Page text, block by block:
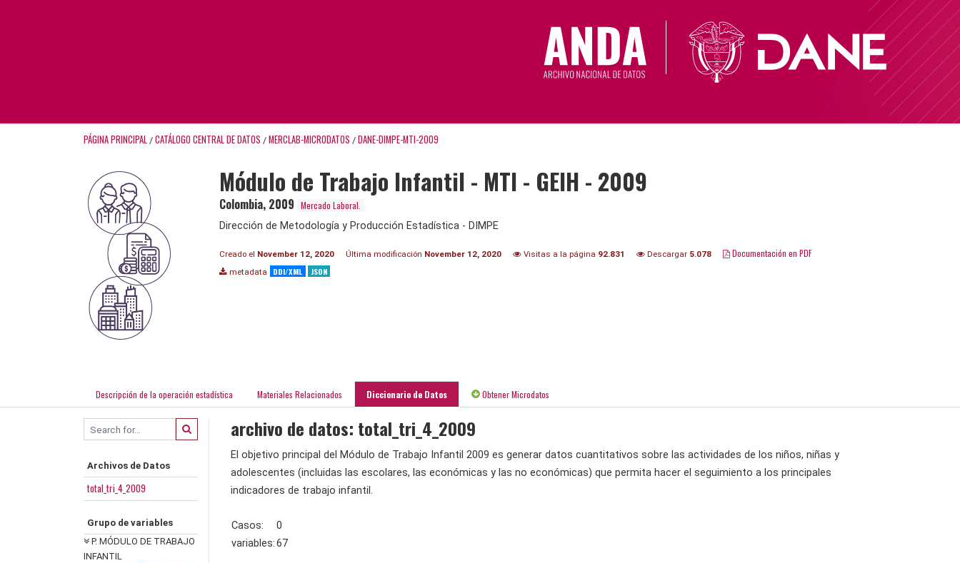
PÁGINA PRINCIPAL / CATÁLOGO CENTRAL DE DATOS / MERCLAB-MICRODATOS / DANE-DIMPE-MTI-2009
Módulo de Trabajo Infantil - MTI - GEIH - 2009
Colombia, 2009 Mercado Laboral.
Dirección de Metodología y Producción Estadística - DIMPE
Creado el November 12, 2020 Última modificación November 12, 2020 Visitas a la página 92.831 Descargar 5.078 Documentación en PDF
metadata DDI/XML JSON
Descripción de la operación estadística Materiales Relacionados Diccionario de Datos Obtener Microdatos
Archivos de Datos
total_tri_4_2009
Grupo de variables
P. MÓDULO DE TRABAJO
INFANTIL
archivo de datos: total_tri_4_2009
El objetivo principal del Módulo de Trabajo Infantil 2009 es generar datos cuantitativos sobre las actividades de los niños, niñas y
adolescentes (incluidas las escolares, las económicas y las no económicas) que permita hacer el seguimiento a los principales
indicadores de trabajo infantil.
Casos:
0
variables:67